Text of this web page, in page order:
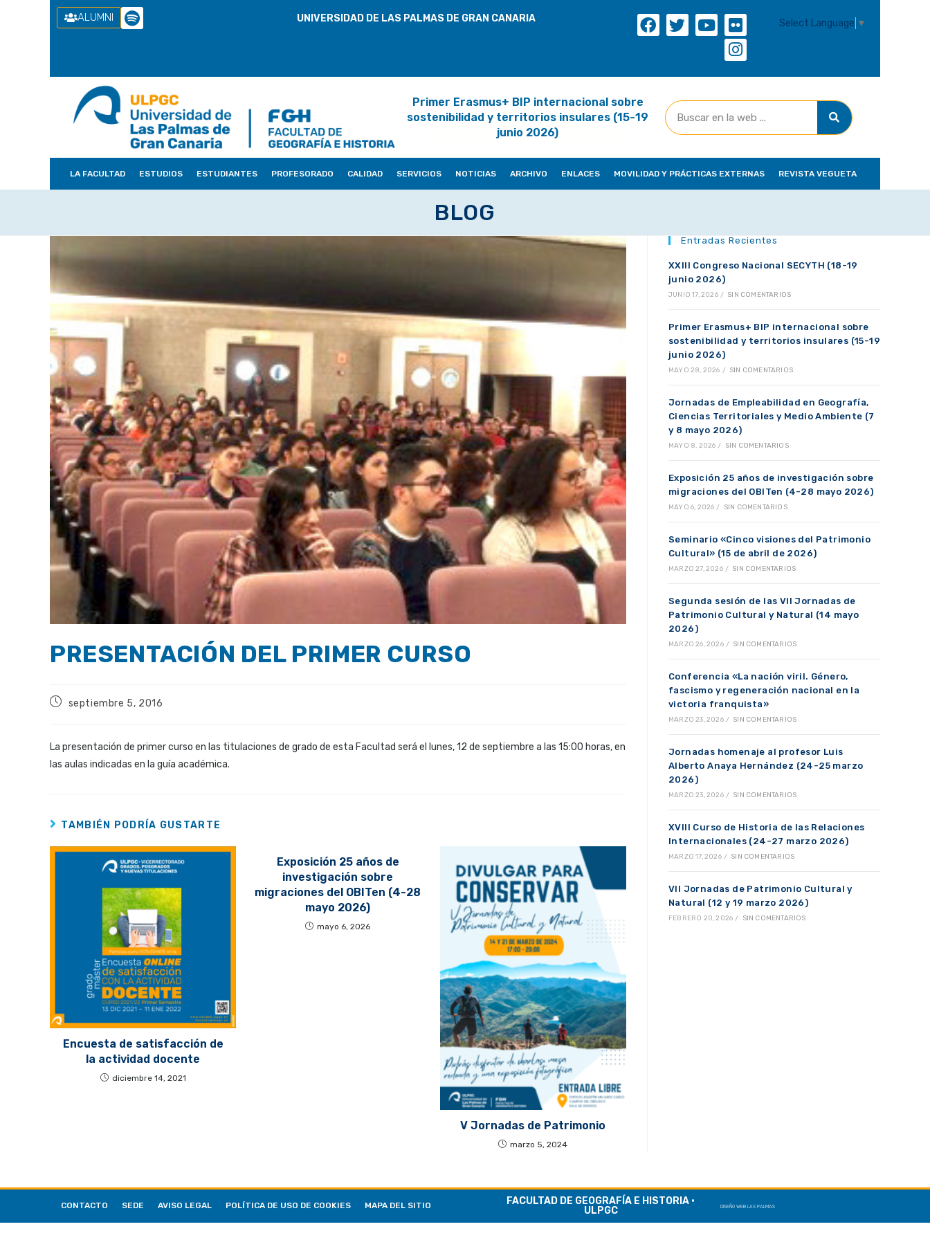
ALUMNI UNIVERSIDAD DE LAS PALMAS DE GRAN CANARIA Select Language ▼
Primer Erasmus+ BIP internacional sobre
sostenibilidad y territorios insulares (15-19
junio 2026)
LA FACULTAD ESTUDIOS ESTUDIANTES PROFESORADO CALIDAD SERVICIOS NOTICIAS ARCHIVO ENLACES MOVILIDAD Y PRÁCTICAS EXTERNAS REVISTA VEGUETA
BLOG
PRESENTACIÓN DEL PRIMER CURSO
septiembre 5, 2016
La presentación de primer curso en las titulaciones de grado de esta Facultad será el lunes, 12 de septiembre a las 15:00 horas, en
las aulas indicadas en la guía académica.
TAMBIÉN PODRÍA GUSTARTE
Encuesta de satisfacción de
la actividad docente
diciembre 14, 2021
Exposición 25 años de
investigación sobre
migraciones del OBITen (4-28
mayo 2026)
mayo 6, 2026
V Jornadas de Patrimonio
marzo 5, 2024
Entradas Recientes
XXIII Congreso Nacional SECYTH (18-19
junio 2026)
JUNIO 17, 2026 / SIN COMENTARIOS
Primer Erasmus+ BIP internacional sobre
sostenibilidad y territorios insulares (15-19
junio 2026)
MAYO 28, 2026 / SIN COMENTARIOS
Jornadas de Empleabilidad en Geografía,
Ciencias Territoriales y Medio Ambiente (7
y 8 mayo 2026)
MAYO 8, 2026 / SIN COMENTARIOS
Exposición 25 años de investigación sobre
migraciones del OBITen (4-28 mayo 2026)
MAYO 6, 2026 / SIN COMENTARIOS
Seminario «Cinco visiones del Patrimonio
Cultural» (15 de abril de 2026)
MARZO 27, 2026 / SIN COMENTARIOS
Segunda sesión de las VII Jornadas de
Patrimonio Cultural y Natural (14 mayo
2026)
MARZO 26, 2026 / SIN COMENTARIOS
Conferencia «La nación viril. Género,
fascismo y regeneración nacional en la
victoria franquista»
MARZO 23, 2026 / SIN COMENTARIOS
Jornadas homenaje al profesor Luis
Alberto Anaya Hernández (24-25 marzo
2026)
MARZO 23, 2026 / SIN COMENTARIOS
XVIII Curso de Historia de las Relaciones
Internacionales (24-27 marzo 2026)
MARZO 17, 2026 / SIN COMENTARIOS
VII Jornadas de Patrimonio Cultural y
Natural (12 y 19 marzo 2026)
FEBRERO 20, 2026 / SIN COMENTARIOS
CONTACTO SEDE AVISO LEGAL POLÍTICA DE USO DE COOKIES MAPA DEL SITIO
FACULTAD DE GEOGRAFÍA E HISTORIA ·
ULPGC
DISEÑO WEB LAS PALMAS